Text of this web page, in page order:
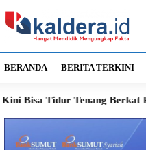
BERANDA BERITA TERKINI
Tidur Tenang Berkat